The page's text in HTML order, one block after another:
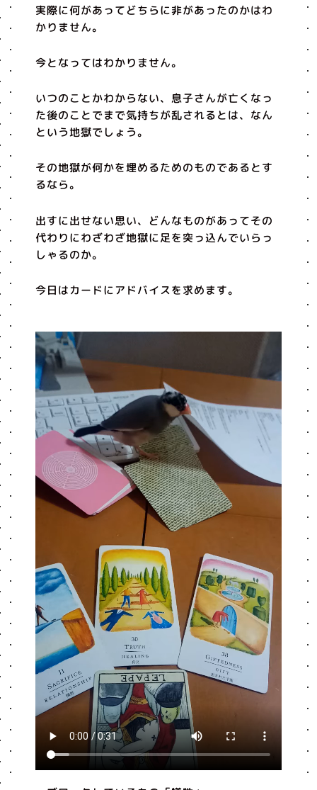
実際に何があってどちらに非があったのかはわ
かりません。
今となってはわかりません。
いつのことかわからない、息子さんが亡くなっ
た後のことでまで気持ちが乱されるとは、なん
という地獄でしょう。
その地獄が何かを埋めるためのものであるとす
るなら。
出すに出せない思い、どんなものがあってその
代わりにわざわざ地獄に足を突っ込んでいらっ
しゃるのか。
今日はカードにアドバイスを求めます。